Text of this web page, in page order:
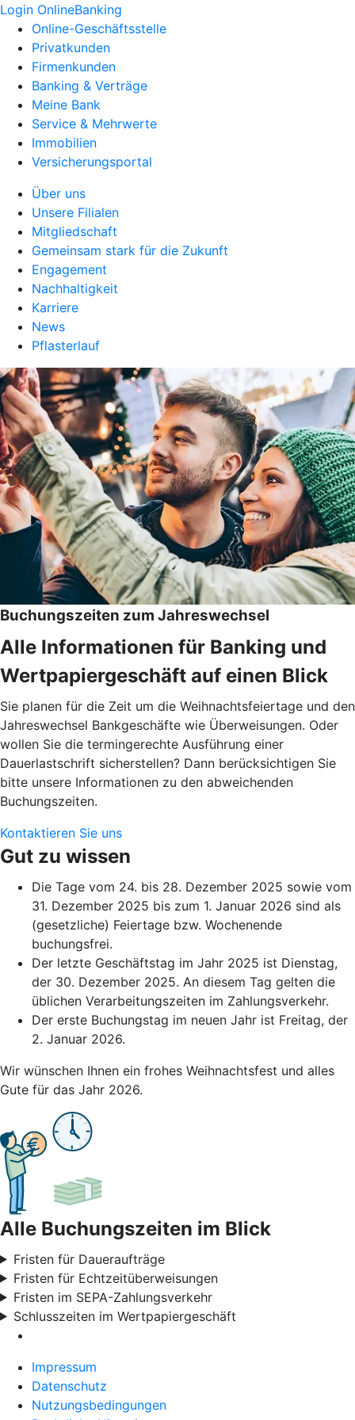
Login OnlineBanking
Online-Geschäftsstelle
Privatkunden
Firmenkunden
Banking & Verträge
Meine Bank
Service & Mehrwerte
Immobilien
Versicherungsportal
Über uns
Unsere Filialen
Mitgliedschaft
Gemeinsam stark für die Zukunft
Engagement
Nachhaltigkeit
Karriere
News
Pflasterlauf
Buchungszeiten zum Jahreswechsel
Alle Informationen für Banking und
Wertpapiergeschäft auf einen Blick
Sie planen für die Zeit um die Weihnachtsfeiertage und den
Jahreswechsel Bankgeschäfte wie Überweisungen. Oder
wollen Sie die termingerechte Ausführung einer
Dauerlastschrift sicherstellen? Dann berücksichtigen Sie
bitte unsere Informationen zu den abweichenden
Buchungszeiten.
Kontaktieren Sie uns
Gut zu wissen
Die Tage vom 24. bis 28. Dezember 2025 sowie vom
31. Dezember 2025 bis zum 1. Januar 2026 sind als
(gesetzliche) Feiertage bzw. Wochenende
buchungsfrei.
Der letzte Geschäftstag im Jahr 2025 ist Dienstag,
der 30. Dezember 2025. An diesem Tag gelten die
üblichen Verarbeitungszeiten im Zahlungsverkehr.
Der erste Buchungstag im neuen Jahr ist Freitag, der
2. Januar 2026.
Wir wünschen Ihnen ein frohes Weihnachtsfest und alles
Gute für das Jahr 2026.
Alle Buchungszeiten im Blick
Fristen für Daueraufträge
Fristen für Echtzeitüberweisungen
Fristen im SEPA-Zahlungsverkehr
Schlusszeiten im Wertpapiergeschäft
Impressum
Datenschutz
Nutzungsbedingungen